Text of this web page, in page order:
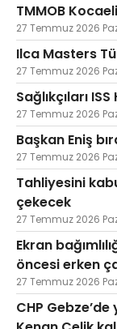
TMMOB
27 Temmuz 2026
Ilca Masters
27 Temmuz 2026
Sağlıkçıları
27 Temmuz 2026
Başkan Eniş
27 Temmuz 2026
Tahliyesini
çekecek
27 Temmuz 2026
Ekran
öncesi erken
27 Temmuz 2026
CHP